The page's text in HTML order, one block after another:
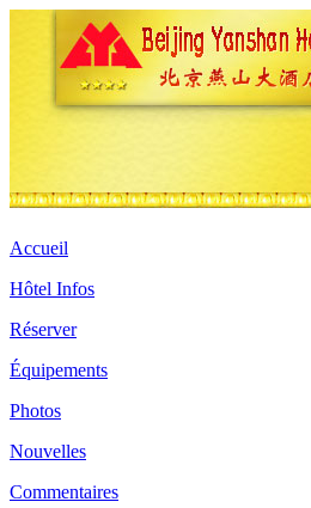
Accueil
Hôtel Infos
Réserver
Équipements
Photos
Nouvelles
Commentaires